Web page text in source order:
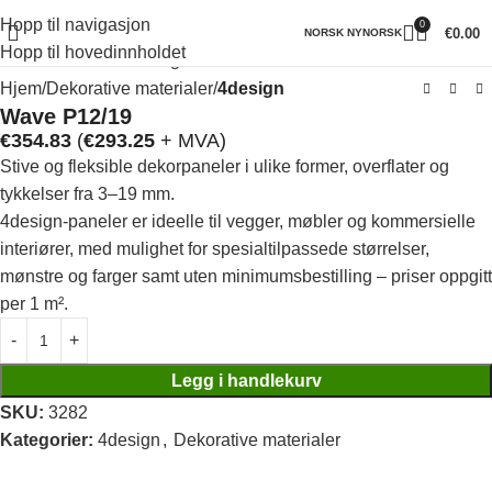
Hopp til navigasjon
Hopp til hovedinnholdet
NORSK NYNORSK
0
€0.00
Klikk for å forstørre
Hjem Dekorative materialer 4design
Wave P12/19
€354.83 (€293.25 + MVA)
Stive og fleksible dekorpaneler i ulike former, overflater og
tykkelser fra 3–19 mm.
4design-paneler er ideelle til vegger, møbler og kommersielle
interiører, med mulighet for spesialtilpassede størrelser,
mønstre og farger samt uten minimumsbestilling – priser oppgitt
per 1 m².
Legg i handlekurv
SKU: 3282
Kategorier: 4design , Dekorative materialer